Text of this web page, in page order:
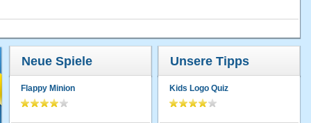
Neue Spiele
Flappy Minion
Unsere Tipps
Kids Logo Quiz